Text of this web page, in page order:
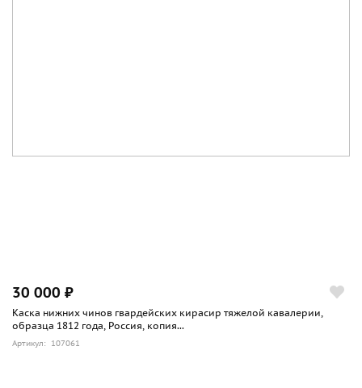
30 000 ₽
Каска нижних чинов гвардейских кирасир тяжелой кавалерии,
образца 1812 года, Россия, копия...
Артикул: 107061